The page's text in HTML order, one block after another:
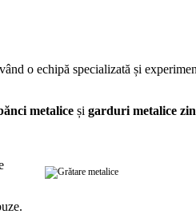
o echipă specializată și
metalice și garduri metalice